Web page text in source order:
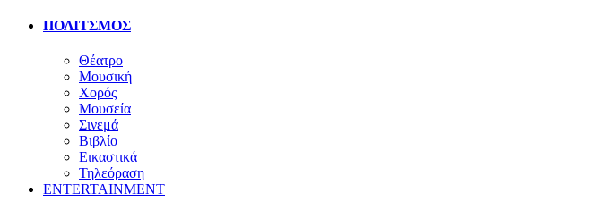
ΠΟΛΙΤΣΜΟΣ
Θέατρο
Μουσική
Χορός
Μουσεία
Σινεμά
Βιβλίο
Εικαστικά
Τηλεόραση
ENTERTAINMENT